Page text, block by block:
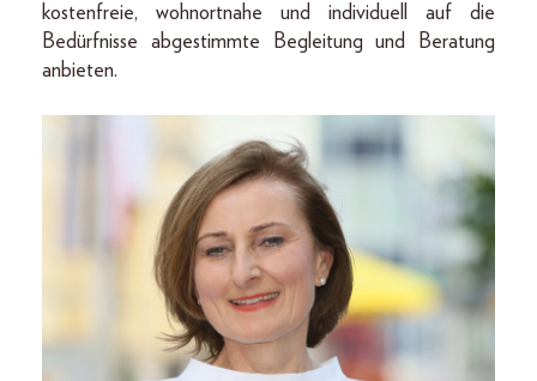
kostenfreie, wohnortnahe und individuell auf die
Bedürfnisse abgestimmte Begleitung und Beratung
anbieten.